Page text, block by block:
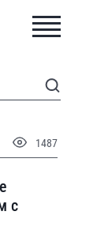
1487
с